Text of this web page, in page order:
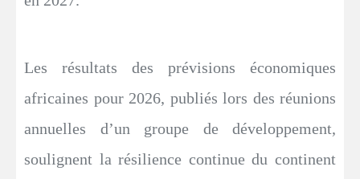
Les résultats des prévisions économiques
africaines pour 2026, publiés lors des réunions
annuelles d’un groupe de développement,
soulignent la résilience continue du continent